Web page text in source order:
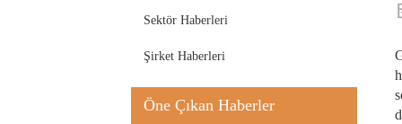
Sektör Haberleri
Şirket Haberleri
Öne Çıkan Haberler